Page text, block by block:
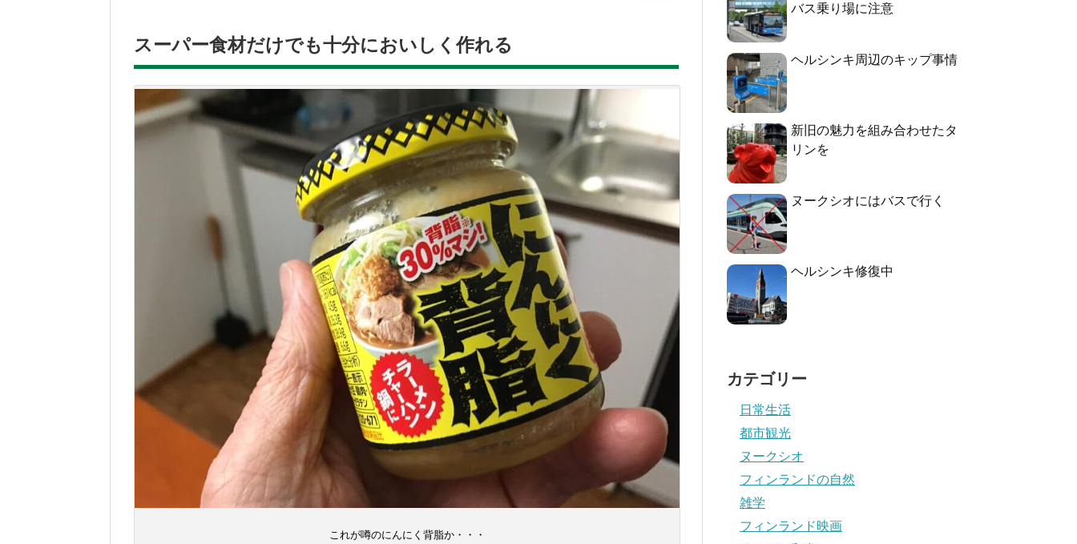
スーパー食材だけでも十分においしく作れる
これが噂のにんにく背脂か・・・
バス乗り場に注意
ヘルシンキ周辺のキップ事情
新旧の魅力を組み合わせたタ
リンを
ヌークシオにはバスで行く
ヘルシンキ修復中
カテゴリー
日常生活
都市観光
ヌークシオ
フィンランドの自然
雑学
フィンランド映画